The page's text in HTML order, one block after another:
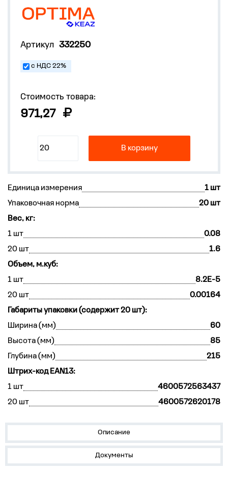
Артикул 332250
с НДС 22%
Стоимость товара:
971,27
В корзину
Единица измерения
1 шт
Упаковочная норма
20 шт
Вес, кг:
1 шт
0.08
20 шт
1.6
Объем, м.куб:
1 шт
8.2E-5
20 шт
0.00164
Габариты упаковки (содержит 20 шт):
Ширина (мм)
60
Высота (мм)
85
Глубина (мм)
215
Штрих-код EAN13:
1 шт
4600572563437
20 шт
4600572620178
Описание
Документы